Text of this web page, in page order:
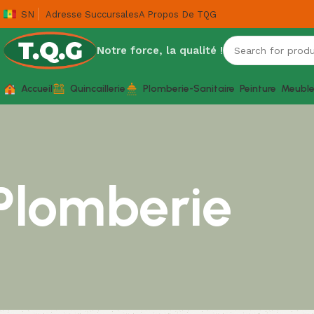
SN Adresse SuccursalesA Propos De TQG
Notre force, la qualité !
Accueil Quincaillerie Plomberie-Sanitaire Peinture